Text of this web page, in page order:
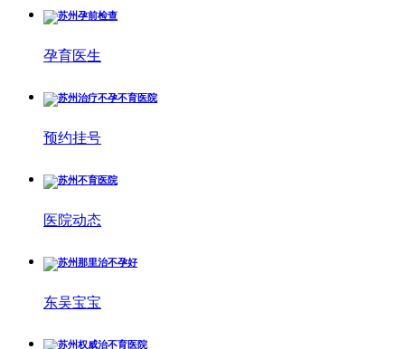
孕育医生
预约挂号
医院动态
东吴宝宝